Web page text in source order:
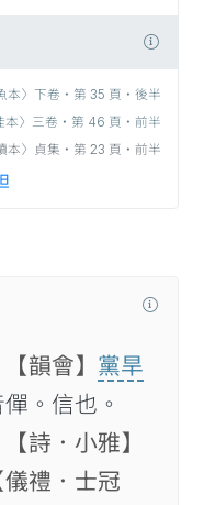
本〉下卷‧第 35 頁‧後半
本〉三卷‧第 46 頁‧前半
本〉貞集‧第 23 頁‧前半
【韻會】 黨旱
僤。信也。
【詩．小雅】
儀禮．士冠